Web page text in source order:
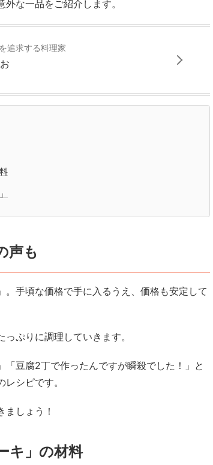
な一品をご紹介します。
追求する料理家
声も
。手頃な価格で手に入るうえ、価格も安定して
ぷりに調理していきます。
「豆腐2丁で作ったんですが瞬殺でした！」と
シピです。
ましょう！
キ」の材料